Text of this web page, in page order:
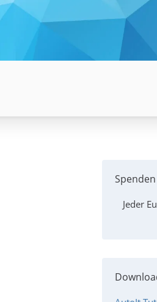
Spenden
Jeder